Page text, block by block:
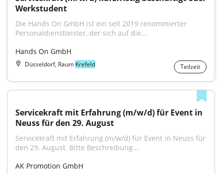
Werkstudent
Die Hands On GmbH ist ein seit 2019 renommierter
Personaldienstleister, der sich auf die...
Hands On GmbH
Düsseldorf, Raum Krefeld Teilzeit
Servicekraft mit Erfahrung (m/w/d) für Event in
Neuss für den 29. August
Servicekraft mit Erfahrung (m/w/d) für Event in Neuss für
den 29. August. Bitte Beschreibung...
AK Promotion GmbH